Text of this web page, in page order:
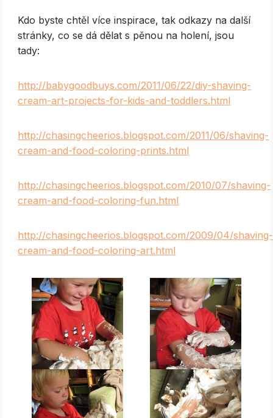
Kdo byste chtěl více inspirace, tak odkazy na další
stránky, co se dá dělat s pěnou na holení, jsou
tady:
http://babygoodbuys.com/2011/06/22/diy-shaving-
cream-art-projects-for-kids-and-toddlers.html
http://chasingcheerios.blogspot.com/2011/06/shaving-
cream-and-food-coloring-prints.html
http://chasingcheerios.blogspot.com/2010/07/shaving-
cream-and-food-coloring-fun.html
http://chasingcheerios.blogspot.com/2009/04/shaving-
cream-and-food-coloring-art.html